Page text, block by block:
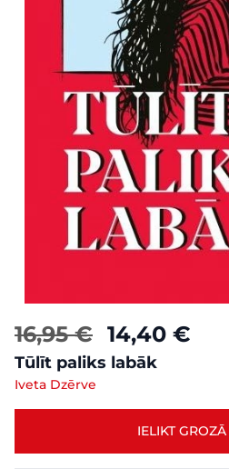
16,95 € 14,40 €
Tūlīt paliks labāk
Iveta Dzērve
IELIKT GROZĀ